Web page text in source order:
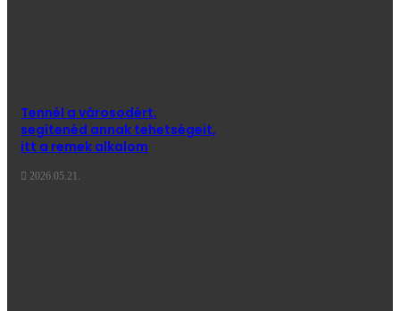
Tennél a városodért,
segítenéd annak tehetségeit,
itt a remek alkalom
2026.05.21.